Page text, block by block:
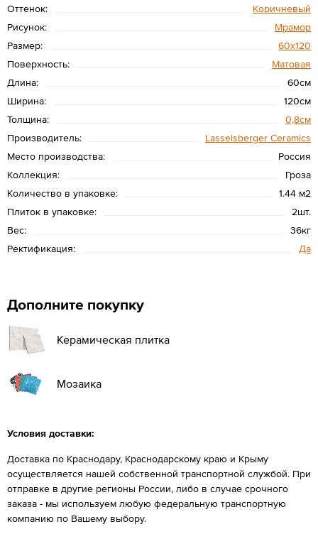
Оттенок:
Коричневый
Рисунок:
Мрамор
Размер:
60х120
Поверхность:
Матовая
Длина:
60см
Ширина:
120см
Толщина:
0,8см
Производитель:
Lasselsberger Ceramics
Место производства:
Россия
Коллекция:
Гроза
Количество в упаковке:
1.44 м2
Плиток в упаковке:
2шт.
Вес:
36кг
Ректификация:
Да
Дополните покупку
Керамическая плитка
Мозаика
Условия доставки:
Доставка по Краснодару, Краснодарскому краю и Крыму
осуществляется нашей собственной транспортной службой. При
отправке в другие регионы России, либо в случае срочного
заказа - мы используем любую федеральную транспортную
компанию по Вашему выбору.